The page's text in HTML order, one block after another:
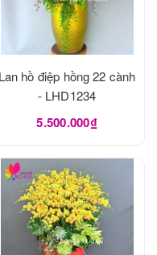
Lan hồ điệp hồng 22 cành
- LHD1234
5.500.000₫